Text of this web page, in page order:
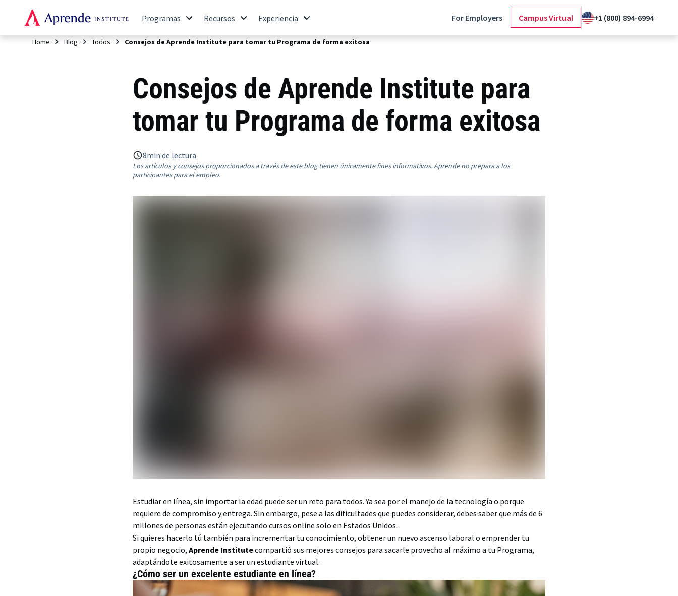
Programas Recursos Experiencia For Employers Campus Virtual +1 (800) 894-6994
Home Blog Todos Consejos de Aprende Institute para tomar tu Programa de forma exitosa
Consejos de Aprende Institute para
tomar tu Programa de forma exitosa
8min de lectura
Los artículos y consejos proporcionados a través de este blog tienen únicamente fines informativos. Aprende no prepara a los
participantes para el empleo.
Estudiar en línea, sin importar la edad puede ser un reto para todos. Ya sea por el manejo de la tecnología o porque
requiere de compromiso y entrega. Sin embargo, pese a las dificultades que puedes considerar, debes saber que más de 6
millones de personas están ejecutando cursos online solo en Estados Unidos.
Si quieres hacerlo tú también para incrementar tu conocimiento, obtener un nuevo ascenso laboral o emprender tu
propio negocio, Aprende Institutecompartió sus mejores consejos para sacarle provecho al máximo a tu Programa,
adaptándote exitosamente a ser un estudiante virtual.
¿Cómo ser un excelente estudiante en línea?